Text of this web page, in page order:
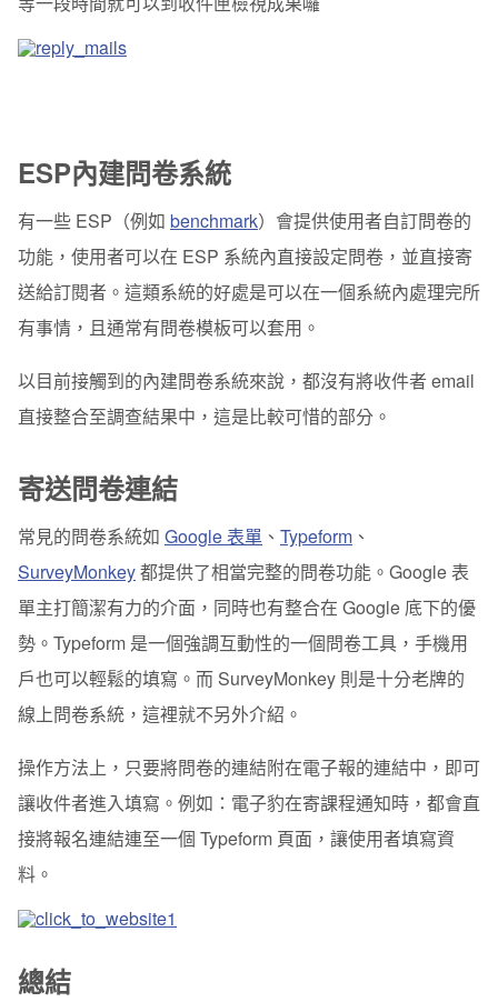
ESP內建問卷系統
有一些 ESP（例如 benchmark）會提供使用者自訂問卷的
功能，使用者可以在 ESP 系統內直接設定問卷，並直接寄
送給訂閱者。這類系統的好處是可以在一個系統內處理完所
有事情，且通常有問卷模板可以套用。
以目前接觸到的內建問卷系統來說，都沒有將收件者 email
直接整合至調查結果中，這是比較可惜的部分。
寄送問卷連結
常見的問卷系統如 Google 表單 、 Typeform 、
SurveyMonkey都提供了相當完整的問卷功能。Google 表
單主打簡潔有力的介面，同時也有整合在 Google 底下的優
勢。Typeform 是一個強調互動性的一個問卷工具，手機用
戶也可以輕鬆的填寫。而 SurveyMonkey 則是十分老牌的
線上問卷系統，這裡就不另外介紹。
操作方法上，只要將問卷的連結附在電子報的連結中，即可
讓收件者進入填寫。例如：電子豹在寄課程通知時，都會直
接將報名連結連至一個 Typeform 頁面，讓使用者填寫資
料。
總結